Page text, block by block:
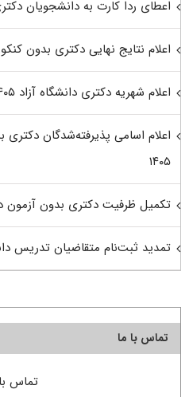
اعطای ردا کارت به دانشجویان دکتری
اعلام نتایج نهایی دکتری بدون کنکور
اعلام شهریه دکتری دانشگاه آزاد ۱۴۰۵
اعلام اسامی پذیرفته‌شدگان
۱۴۰۵
تکمیل ظرفیت دکتری بدون آزمون
تمدید ثبت‌نام متقاضیان تدریس
تماس با ما
تماس